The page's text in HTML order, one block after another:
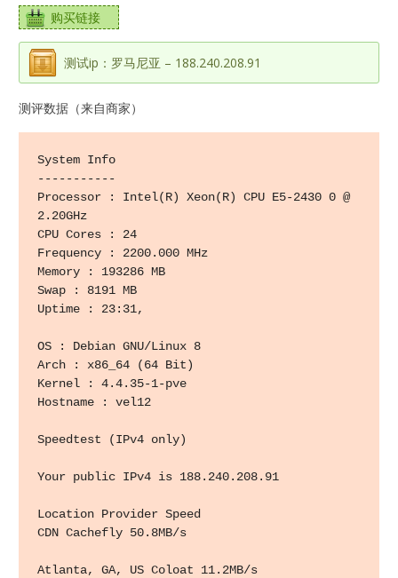
购买链接
测试ip：罗马尼亚 – 188.240.208.91
测评数据（来自商家）
System Info
-----------
Processor : Intel(R) Xeon(R) CPU E5-2430 0 @
2.20GHz
CPU Cores : 24
Frequency : 2200.000 MHz
Memory : 193286 MB
Swap : 8191 MB
Uptime : 23:31,
OS : Debian GNU/Linux 8
Arch : x86_64 (64 Bit)
Kernel : 4.4.35-1-pve
Hostname : vel12
Speedtest (IPv4 only)
Your public IPv4 is 188.240.208.91
Location Provider Speed
CDN Cachefly 50.8MB/s
Atlanta, GA, US Coloat 11.2MB/s